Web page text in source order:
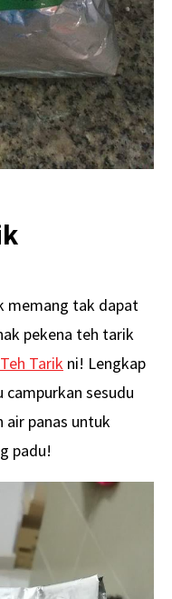
memang tak dapat
pekena teh tarik
Tarik ni! Lengkap
campurkan sesudu
air panas untuk
padu!